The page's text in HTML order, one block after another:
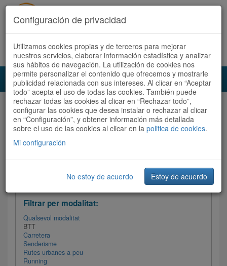
Accedeix Registra't ara Español Català
Audioruta Totes les rutes
Totes les rutes Ordenar per: Més recents / Dificultat
Filtrar les rutes
Filtrar per modalitat:
Qualsevol modalitat
BTT
Carretera
Senderisme
Rutes urbanes a peu
Running
Configuración de privacidad
Utilizamos cookies propias y de terceros para mejorar
nuestros servicios, elaborar información estadística y analizar
sus hábitos de navegación. La utilización de cookies nos
permite personalizar el contenido que ofrecemos y mostrarle
publicidad relacionada con sus intereses. Al clicar en “Aceptar
todo” acepta el uso de todas las cookies. También puede
rechazar todas las cookies al clicar en “Rechazar todo”,
configurar las cookies que desea instalar o rechazar al clicar
en “Configuración”, y obtener información más detallada
sobre el uso de las cookies al clicar en la politica de cookies.
Mi configuración
No estoy de acuerdo Estoy de acuerdo